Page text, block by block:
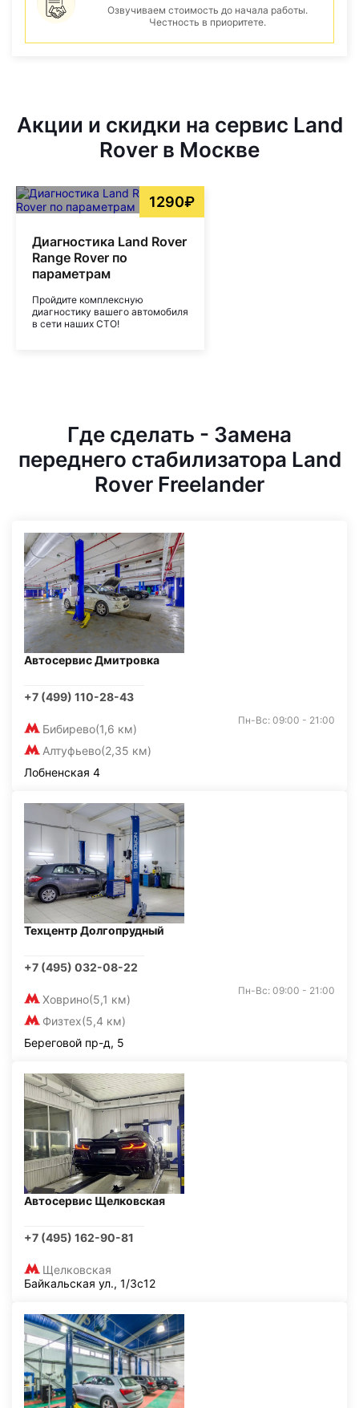
Озвучиваем стоимость до начала работы.
Честность в приоритете.
Акции и скидки на сервис Land
Rover в Москве
1290₽
Диагностика Land Rover
Range Rover по
параметрам
Пройдите комплексную
диагностику вашего автомобиля
в сети наших СТО!
Где сделать - Замена
переднего стабилизатора Land
Rover Freelander
Автосервис Дмитровка
+7 (499) 110-28-43
Бибирево(1,6 км)
Алтуфьево(2,35 км)
Пн-Вс: 09:00 - 21:00
Лобненская 4
Техцентр Долгопрудный
+7 (495) 032-08-22
Ховрино(5,1 км)
Физтех(5,4 км)
Пн-Вс: 09:00 - 21:00
Береговой пр-д, 5
Автосервис Щелковская
+7 (495) 162-90-81
Щелковская
Байкальская ул., 1/3с12